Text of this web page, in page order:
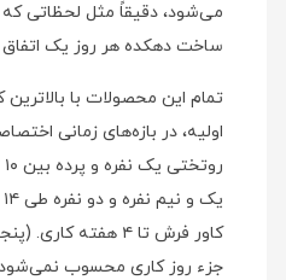
می‌شود، دقیقاً مثل لحظاتی که
ساخت دهکده هر روز یک اتفاق
تمام این محصولات با
اولیه، در بازه‌های زمانی
کاور فرش تا ۴ هفته
جزء روز کاری محسوب